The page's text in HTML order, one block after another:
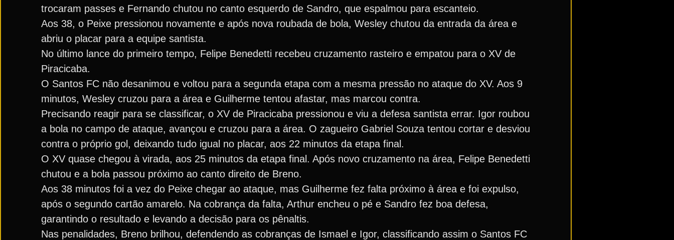
trocaram passes e Fernando chutou no canto esquerdo de Sandro, que espalmou para escanteio.
Aos 38, o Peixe pressionou novamente e após nova roubada de bola, Wesley chutou da entrada da área e
abriu o placar para a equipe santista.
No último lance do primeiro tempo, Felipe Benedetti recebeu cruzamento rasteiro e empatou para o XV de
Piracicaba.
O Santos FC não desanimou e voltou para a segunda etapa com a mesma pressão no ataque do XV. Aos 9
minutos, Wesley cruzou para a área e Guilherme tentou afastar, mas marcou contra.
Precisando reagir para se classificar, o XV de Piracicaba pressionou e viu a defesa santista errar. Igor roubou
a bola no campo de ataque, avançou e cruzou para a área. O zagueiro Gabriel Souza tentou cortar e desviou
contra o próprio gol, deixando tudo igual no placar, aos 22 minutos da etapa final.
O XV quase chegou à virada, aos 25 minutos da etapa final. Após novo cruzamento na área, Felipe Benedetti
chutou e a bola passou próximo ao canto direito de Breno.
Aos 38 minutos foi a vez do Peixe chegar ao ataque, mas Guilherme fez falta próximo à área e foi expulso,
após o segundo cartão amarelo. Na cobrança da falta, Arthur encheu o pé e Sandro fez boa defesa,
garantindo o resultado e levando a decisão para os pênaltis.
Nas penalidades, Breno brilhou, defendendo as cobranças de Ismael e Igor, classificando assim o Santos FC